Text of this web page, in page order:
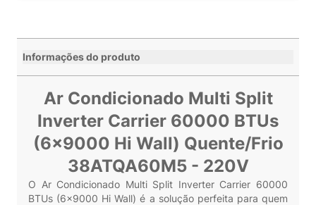
Informações do produto
Ar Condicionado Multi Split
Inverter Carrier 60000 BTUs
(6x9000 Hi Wall) Quente/Frio
38ATQA60M5 - 220V
O Ar Condicionado Multi Split Inverter Carrier 60000
BTUs (6x9000 Hi Wall) é a solução perfeita para quem